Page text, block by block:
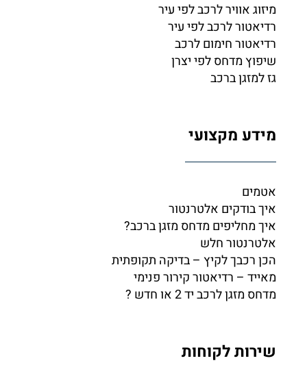
מיזוג אוויר לרכב לפי עיר
רדיאטור לרכב לפי עיר
רדיאטור חימום לרכב
שיפוץ מדחס לפי יצרן
גז למזגן ברכב
מידע מקצועי
אטמים
איך בודקים אלטרנטור
איך מחליפים מדחס מזגן ברכב?
אלטרנטור חלש
הכן רכבך לקיץ – בדיקה תקופתית
מאייד – רדיאטור קירור פנימי
מדחס מזגן לרכב יד 2 או חדש ?
שירות לקוחות